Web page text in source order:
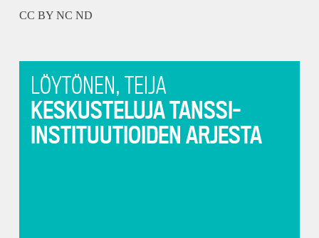
CC BY NC ND
LÖYTÖNEN, TEIJA
KESKUSTELUJA TANSSI-
INSTITUUTIOIDEN ARJESTA